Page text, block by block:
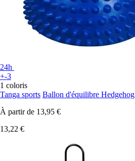
24h
+-3
1 coloris
Tanga sports Ballon d'équilibre Hedgehog
À partir de 13,95 €
13,22 €